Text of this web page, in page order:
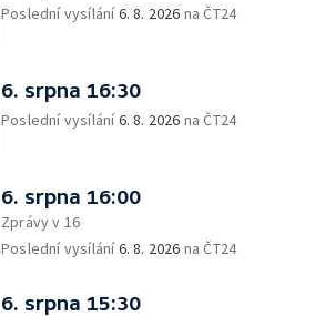
Poslední vysílání6. 8. 2026 na ČT24
6. srpna 16:30
Poslední vysílání6. 8. 2026 na ČT24
6. srpna 16:00
Zprávy v 16
Poslední vysílání6. 8. 2026 na ČT24
6. srpna 15:30